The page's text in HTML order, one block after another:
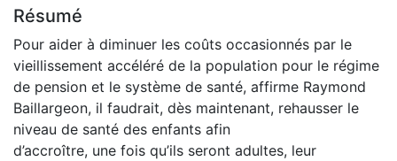
Résumé
Pour aider à diminuer les coûts occasionnés par le
vieillissement accéléré de la population pour le régime
de pension et le système de santé, affirme Raymond
Baillargeon, il faudrait, dès maintenant, rehausser le
niveau de santé des enfants afin
d’accroître, une fois qu’ils seront adultes, leur